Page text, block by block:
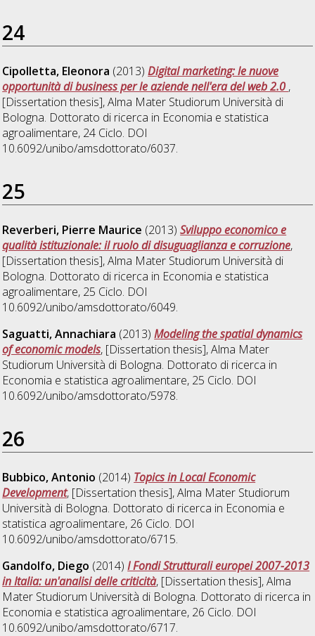
24
Cipolletta, Eleonora (2013)Digital marketing: le nuove
opportunità di business per le aziende nell'era del web 2.0,
[Dissertation thesis], Alma Mater Studiorum Università di
Bologna. Dottorato di ricerca in Economia e statistica
agroalimentare, 24 Ciclo. DOI
10.6092/unibo/amsdottorato/6037.
25
Reverberi, Pierre Maurice (2013)Sviluppo economico e
qualità istituzionale: il ruolo di disuguaglianza e corruzione,
[Dissertation thesis], Alma Mater Studiorum Università di
Bologna. Dottorato di ricerca in Economia e statistica
agroalimentare, 25 Ciclo. DOI
10.6092/unibo/amsdottorato/6049.
Saguatti, Annachiara (2013)Modeling the spatial dynamics
of economic models, [Dissertation thesis], Alma Mater
Studiorum Università di Bologna. Dottorato di ricerca in
Economia e statistica agroalimentare, 25 Ciclo. DOI
10.6092/unibo/amsdottorato/5978.
26
Bubbico, Antonio (2014) Topics in Local Economic
Development, [Dissertation thesis], Alma Mater Studiorum
Università di Bologna. Dottorato di ricerca in Economia e
statistica agroalimentare, 26 Ciclo. DOI
10.6092/unibo/amsdottorato/6715.
Gandolfo, Diego (2014)I Fondi Strutturali europei 2007-2013
in Italia: un'analisi delle criticità, [Dissertation thesis], Alma
Mater Studiorum Università di Bologna. Dottorato di ricerca in
Economia e statistica agroalimentare, 26 Ciclo. DOI
10.6092/unibo/amsdottorato/6717.